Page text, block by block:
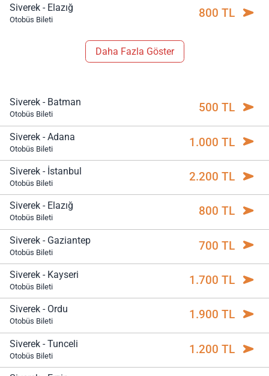
Siverek - Elazığ
Otobüs Bileti 800 TL
Daha Fazla Göster
Siverek - Batman
Otobüs Bileti 500 TL
Siverek - Adana
Otobüs Bileti 1.000 TL
Siverek - İstanbul
Otobüs Bileti 2.200 TL
Siverek - Elazığ
Otobüs Bileti 800 TL
Siverek - Gaziantep
Otobüs Bileti 700 TL
Siverek - Kayseri
Otobüs Bileti 1.700 TL
Siverek - Ordu
Otobüs Bileti 1.900 TL
Siverek - Tunceli
Otobüs Bileti 1.200 TL